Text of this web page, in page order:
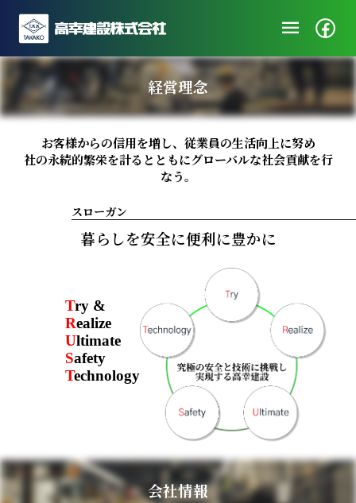
menu
企業情報
ニュース
社会・地域貢献
採用/エントリー
経営理念
お客様からの信用を増し、従業員の生活向上に努め
社の永続的繁栄を計るとともにグローバルな社会貢献を行
なう。
スローガン
暮らしを安全に便利に豊かに
Try &
Realize
Ultimate
Safety
Technology
会社情報